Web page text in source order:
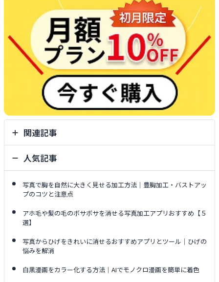
関連記事
人気記事
写真で胸を自然に大きく見せる加工方法｜豊胸加工・バストアッ
プのコツと注意点
アホ毛や髪の毛のボサボサを消せる写真加工アプリおすすめ【５
選】
写真からひげをきれいに消せるおすすめアプリとツール｜ひげの
悩みを解消
白黒漫画をカラー化する方法｜AIでモノクロ漫画を簡単に着色